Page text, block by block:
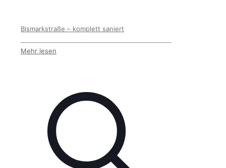
Bismarkstraße – komplett saniert
Mehr lesen